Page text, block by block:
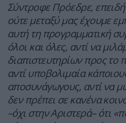
Σύντροφε Πρόεδρε,
ούτε μεταξύ μας έχουμε
αυτή τη προγραμματική
όλοι και όλες, αντί να
διαπιστευτηρίων προς το
αντί υποβολιμαία
αποσυνάγωγους, αντί να
δεν πρέπει σε κανένα
–όχι στην Αριστερά– ότι